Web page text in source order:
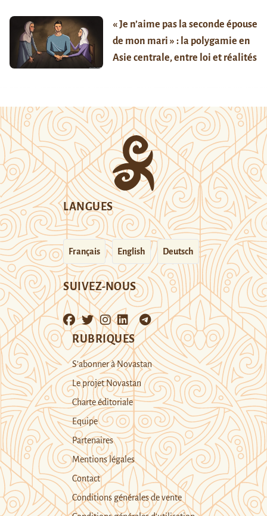
« Je n’aime pas la seconde épouse
de mon mari » : la polygamie en
Asie centrale, entre loi et réalités
LANGUES
Français English Deutsch
SUIVEZ-NOUS
RUBRIQUES
S’abonner à Novastan
Le projet Novastan
Charte éditoriale
Equipe
Partenaires
Mentions légales
Contact
Conditions générales de vente